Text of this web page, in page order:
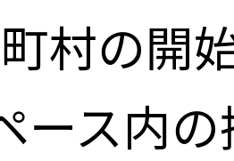
村の開
ース内